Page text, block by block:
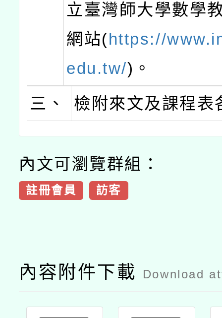
立臺灣師大學數學
網站(https://
edu.tw/)。
三、
檢附來文及課程表
內文可瀏覽群組：
註冊會員 訪客
內容附件下載 Download